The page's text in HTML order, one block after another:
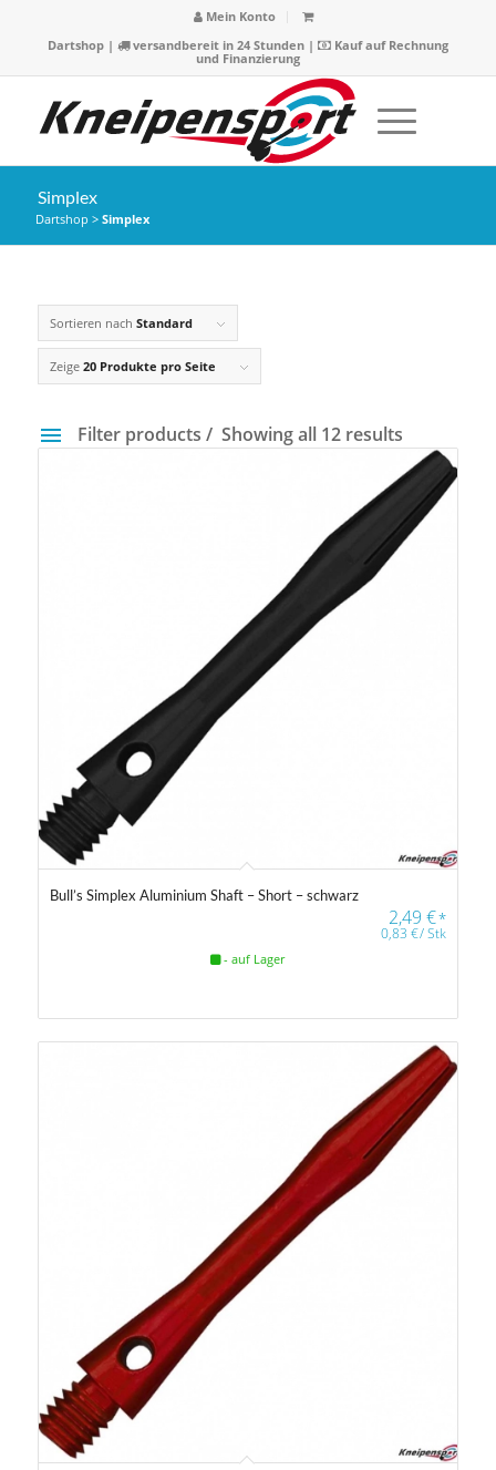
Mein Konto
Dartshop| versandbereit in 24 Stunden |
Kauf auf Rechnung
und Finanzierung
Simplex
Dartshop > Simplex
Sortieren nach Standard
Zeige 20 Produkte pro Seite
Filter products Showing all 12 results
3 €
Bull’s Simplex Aluminium Shaft – Short – schwarz
2,49€*
0,83€/Stk
- auf Lager